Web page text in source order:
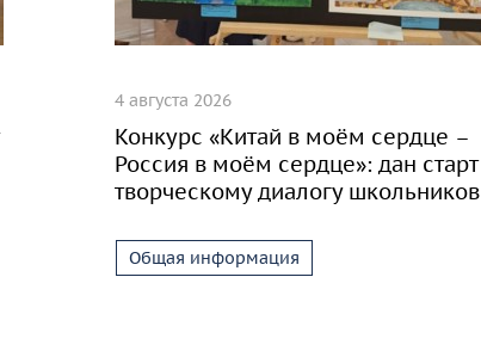
4 августа 2026
Конкурс «Китай в моём сердце –
Россия в моём сердце»: дан старт
творческому диалогу школьников
Общая информация